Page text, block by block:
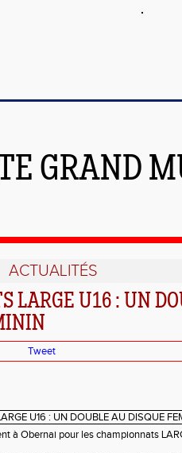
GRAND
ACTUALITÉS
LARGE U16 : UN
Tweet
à Obernai pour les championnats